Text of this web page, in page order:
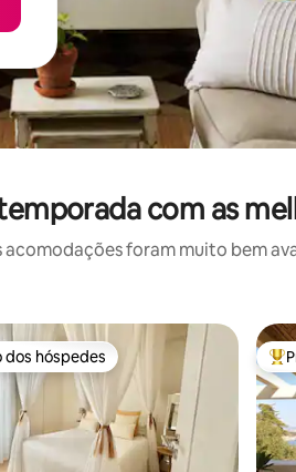
com as
acomodações foram muito bem
dos hóspedes
dos hóspedes